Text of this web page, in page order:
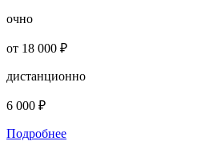
очно
от 18 000 ₽
дистанционно
6 000 ₽
Подробнее